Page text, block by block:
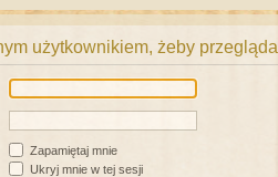
użytkownikiem, żeby
Zapamiętaj mnie
Ukryj mnie w tej sesji